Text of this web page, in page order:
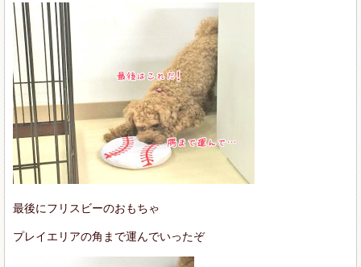
最後にフリスビーのおもちゃ
プレイエリアの角まで運んでいったぞ